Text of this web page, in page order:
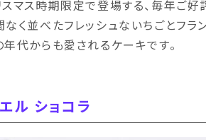
スマス時期限定で登場する、毎年ご好
く並べたフレッシュないちごとフラ
年代からも愛されるケーキです。
ル ショコラ